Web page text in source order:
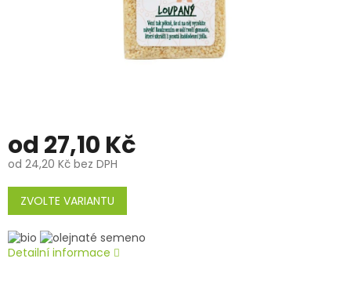
od 27,10 Kč
od 24,20 Kč bez DPH
Měrná
cena:
ZVOLTE VARIANTU
Detailní informace